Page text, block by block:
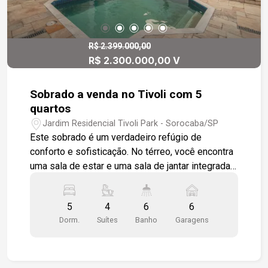
R$ 2.399.000,00
R$ 2.300.000,00 V
Sobrado a venda no Tivoli com 5
quartos
Jardim Residencial Tivoli Park - Sorocaba/SP
Este sobrado é um verdadeiro refúgio de
conforto e sofisticação. No térreo, você encontra
uma sala de estar e uma sala de jantar integradas,
deslumbrante jardim de inverno inunda o
ambiente com luz natural e elegância. O escritório
no térreo pode ser facilmente transformado em
5
Dorm.
4
Suítes
6
Banho
6
Garagens